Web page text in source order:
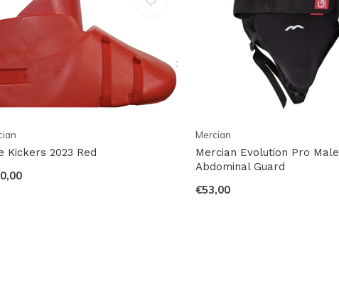
Kickers 2023 Red
Mercian
Mercian Evolution Pro Male
Abdominal Guard
€53,00